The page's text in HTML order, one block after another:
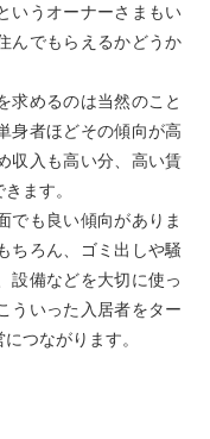
いうオーナーさまもい
んでもらえるかどうか
求めるのは当然のこと
身者ほどその傾向が高
収入も高い分、高い賃
ます。
でも良い傾向がありま
ちろん、ゴミ出しや騒
設備などを大切に使っ
ういった入居者をター
つながります。